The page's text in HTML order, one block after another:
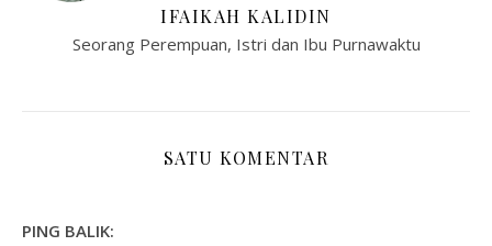
IFAIKAH KALIDIN
Seorang Perempuan, Istri dan Ibu Purnawaktu
SATU KOMENTAR
PING BALIK: